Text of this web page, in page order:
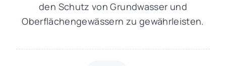
den Schutz von Grundwasser und
Oberflächengewässern zu gewährleisten.